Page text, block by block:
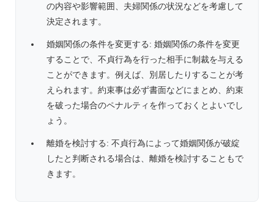
の内容や影響範囲、夫婦関係の状況などを考慮して
決定されます。
婚姻関係の条件を変更する: 婚姻関係の条件を変更
することで、不貞行為を行った相手に制裁を与える
ことができます。例えば、別居したりすることが考
えられます。約束事は必ず書面などにまとめ、約束
を破った場合のペナルティを作っておくとよいでし
ょう。
離婚を検討する: 不貞行為によって婚姻関係が破綻
したと判断される場合は、離婚を検討することもで
きます。